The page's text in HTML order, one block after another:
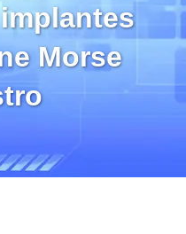
Morse